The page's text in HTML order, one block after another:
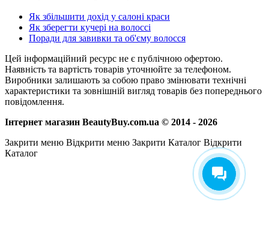
Як збільшити дохід у салоні краси
Як зберегти кучері на волоссі
Поради для завивки та об'єму волосся
Цей інформаційний ресурс не є публічною офертою.
Наявність та вартість товарів уточнюйте за телефоном.
Виробники залишають за собою право змінювати технічні
характеристики та зовнішній вигляд товарів без попереднього
повідомлення.
Інтернет магазин BeautyBuy.com.ua © 2014 - 2026
Закрити меню Відкрити меню Закрити Каталог Відкрити
Каталог